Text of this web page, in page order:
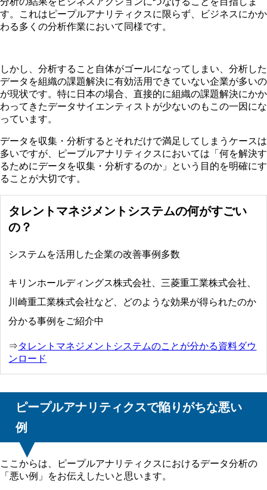
す。これはピープルアナリティクスに限らず、ビジネスにかか
わる多くの分析作業において同様です。
しかし、分析すること自体がゴールになってしまい、分析した
データを組織の課題解決に有効活用できていない企業が多いの
が現状です。特に日本の場合、直接的に組織の課題解決にかか
わってきたデータサイエンティストが少ないのもこの一因にな
っています。
データを収集・分析するとそれだけで満足してしまうケースは
多いですが、ピープルアナリティクスにおいては「何を解決す
るためにデータを収集・分析するのか」という目的を明確にす
ることが大切です。
タレントマネジメントシステムの何がすごい
の？
システムを活用した企業の改善事例多数
キリンホールディングス株式会社、三菱重工業株式会社、
川崎重工業株式会社など、どのような効果が得られたのか
分かる事例をご紹介中
⇒タレントマネジメントシステムのことが分かる資料ダウ
ンロード
ピープルアナリティクスで陥りがちな悪い
例
ここからは、ピープルアナリティクスにおけるデータ分析の
「悪い例」をお伝えしたいと思います。